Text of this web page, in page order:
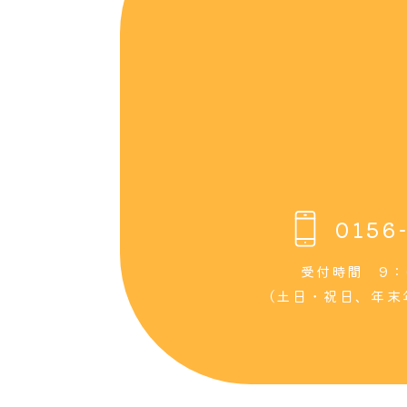
受付時間 9
（土日・祝日、年